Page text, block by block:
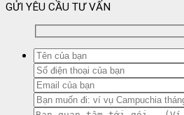
GỬI YÊU CẦU TƯ VẤN